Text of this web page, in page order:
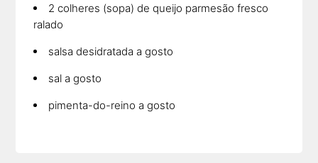
2 colheres (sopa) de queijo parmesão fresco
ralado
salsa desidratada a gosto
sal a gosto
pimenta-do-reino a gosto